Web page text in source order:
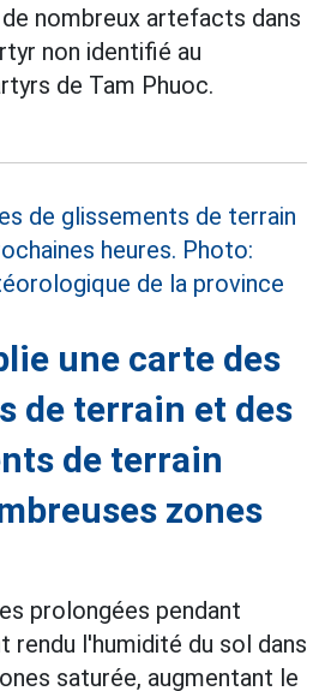
nombreux artefacts dans
non identifié au
de Tam Phuoc.
une carte des
de terrain et des
de terrain
zones
prolongées pendant
rendu l'humidité du sol dans
saturée, augmentant le